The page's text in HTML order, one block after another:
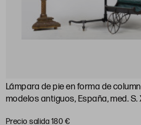
Lámpara de pie en forma de
modelos antiguos, España, med. S.
Precio salida 180 €